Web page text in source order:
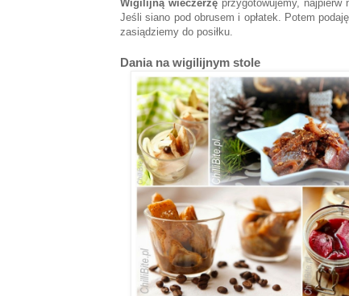
Wigilijną wieczerzę przygotowujemy,
Jeśli siano pod obrusem i opłatek. Potem
zasiądziemy do posiłku.
Dania na wigilijnym stole